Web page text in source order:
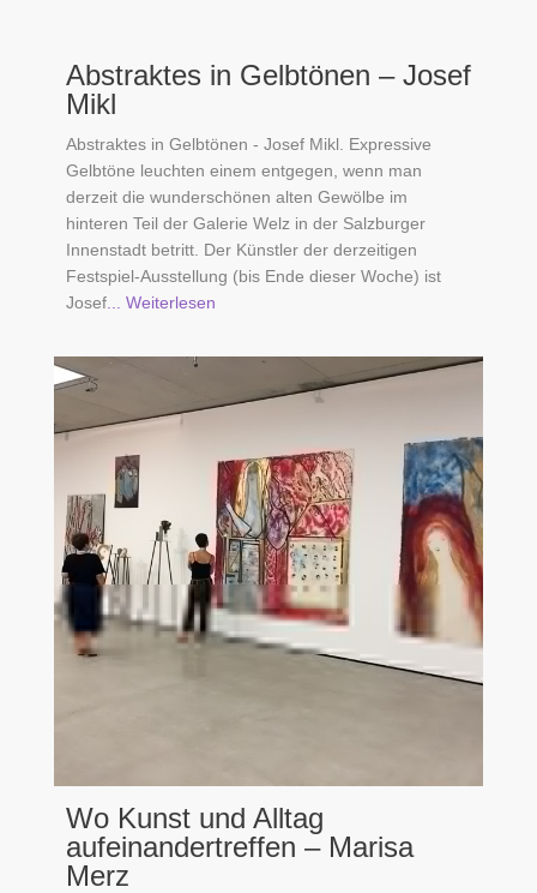
Abstraktes in Gelbtönen – Josef
Mikl
Abstraktes in Gelbtönen - Josef Mikl. Expressive
Gelbtöne leuchten einem entgegen, wenn man
derzeit die wunderschönen alten Gewölbe im
hinteren Teil der Galerie Welz in der Salzburger
Innenstadt betritt. Der Künstler der derzeitigen
Festspiel-Ausstellung (bis Ende dieser Woche) ist
Josef ... Weiterlesen
Wo Kunst und Alltag
aufeinandertreffen – Marisa
Merz